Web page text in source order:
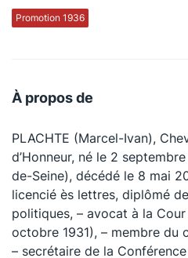
Promotion 1936
À propos de
PLACHTE (Marcel-Ivan),
d’Honneur, né le 2
de-Seine), décédé le 8 mai
licencié ès lettres, diplômé
politiques, – avocat à la Cour
octobre 1931), – membre du
– secrétaire de la
La défense pénale
Le Concours de la Conférence
La Conférence Berryer
La Petite Conférence